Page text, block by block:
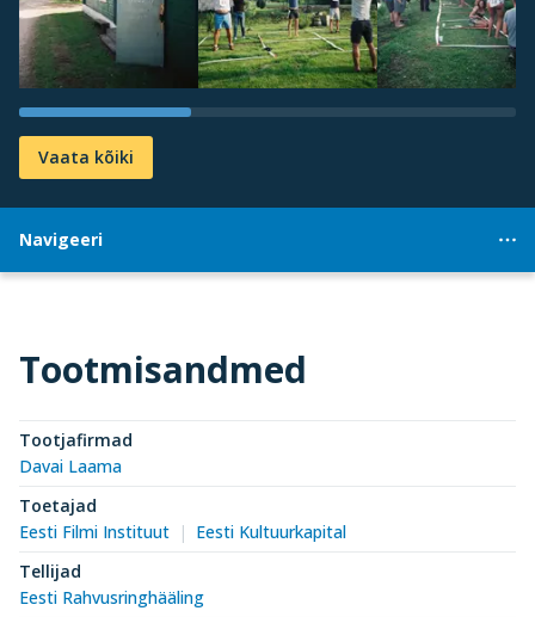
Vaata kõiki
Navigeeri
Tootmisandmed
Tootjafirmad
Davai Laama
Toetajad
Eesti Filmi Instituut
Eesti Kultuurkapital
Tellijad
Eesti Rahvusringhääling